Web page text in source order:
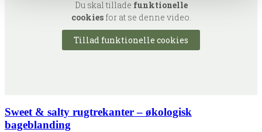
Du skal tillade funktionelle
cookiesfor at se denne video.
Tillad funktionelle cookies
Sweet & salty rugtrekanter – økologisk
bageblanding